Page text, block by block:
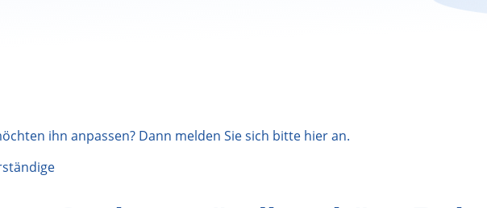
ihn anpassen? Dann melden Sie sich bitte hieran.